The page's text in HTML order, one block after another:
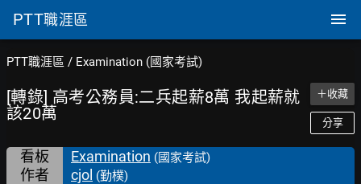
PTT職涯區
PTT職涯區 / Examination (國家考試)
[轉錄] 高考公務員:二兵起薪8萬 我起薪就
該20萬
＋收藏
分享
看板 Examination (國家考試)
作者 cjol (勤樸)